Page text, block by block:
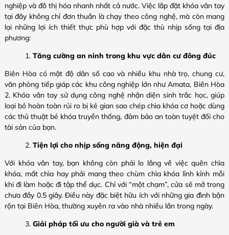
nghiệp và đô thị hóa nhanh nhất cả nước. Việc lắp đặt khóa vân tay
tại đây không chỉ đơn thuần là chạy theo công nghệ, mà còn mang
lại những lợi ích thiết thực phù hợp với đặc thù nhịp sống tại địa
phương:
Tăng cường an ninh trong khu vực dân cư đông đúc
Biên Hòa có mật độ dân số cao và nhiều khu nhà trọ, chung cư,
văn phòng tiếp giáp các khu công nghiệp lớn như Amata, Biên Hòa
2. Khóa vân tay sử dụng công nghệ nhận diện sinh trắc học, giúp
loại bỏ hoàn toàn rủi ro bị kẻ gian sao chép chìa khóa cơ hoặc dùng
các thủ thuật bẻ khóa truyền thống, đảm bảo an toàn tuyệt đối cho
tài sản của bạn.
Tiện lợi cho nhịp sống năng động, hiện đại
Với khóa vân tay, bạn không còn phải lo lắng về việc quên chìa
khóa, mất chìa hay phải mang theo chùm chìa khóa lỉnh kỉnh mỗi
khi đi làm hoặc đi tập thể dục. Chỉ với “một chạm”, cửa sẽ mở trong
chưa đầy 0.5 giây. Điều này đặc biệt hữu ích với những gia đình bận
rộn tại Biên Hòa, thường xuyên ra vào nhà nhiều lần trong ngày.
Giải pháp tối ưu cho người già và trẻ em